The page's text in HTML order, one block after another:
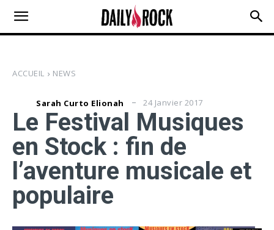
ACCUEIL NEWS
Sarah Curto Elionah 24 Janvier 2017
Le Festival Musiques
en Stock : fin de
l’aventure musicale et
populaire